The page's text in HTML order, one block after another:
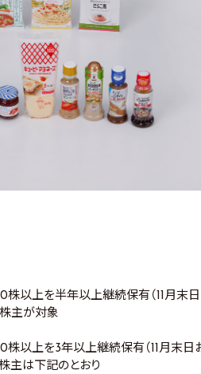
以上を半年以上継続保有（11月末
主が対象
以上を3年以上継続保有（11月末日
主は下記のとおり